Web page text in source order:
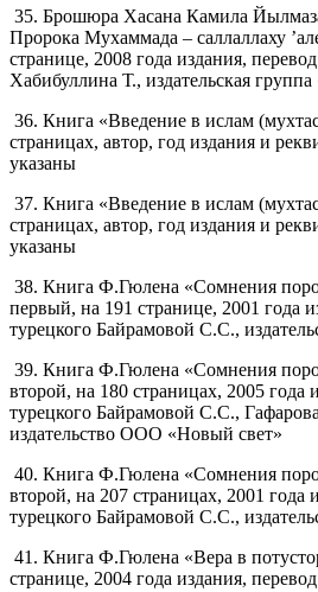
35. Брошюра Хасана Камила
Пророка Мухаммада – саллаллаху
странице, 2008 года издания,
Хабибуллина Т., издательская
36. Книга «Введение в ислам
страницах, автор, год издания и
указаны
37. Книга «Введение в ислам
страницах, автор, год издания и
указаны
38. Книга Ф.Гюлена «Сомнения
первый, на 191 странице, 2001 года
турецкого Байрамовой С.С.,
39. Книга Ф.Гюлена «Сомнения
второй, на 180 страницах, 2005 года
турецкого Байрамовой С.С.,
издательство ООО «Новый свет»
40. Книга Ф.Гюлена «Сомнения
второй, на 207 страницах, 2001 года
турецкого Байрамовой С.С.,
41. Книга Ф.Гюлена «Вера в
странице, 2004 года издания,